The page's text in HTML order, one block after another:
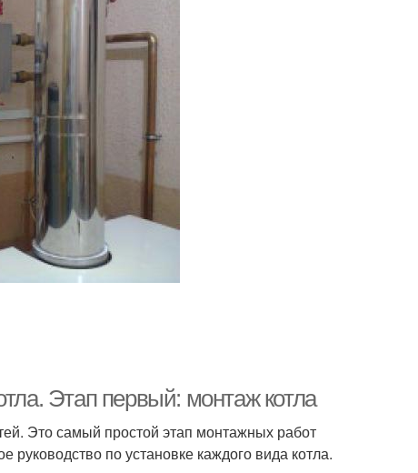
Этап первый: монтаж котла
Это самый простой этап монтажных работ
по установке каждого вида котла.